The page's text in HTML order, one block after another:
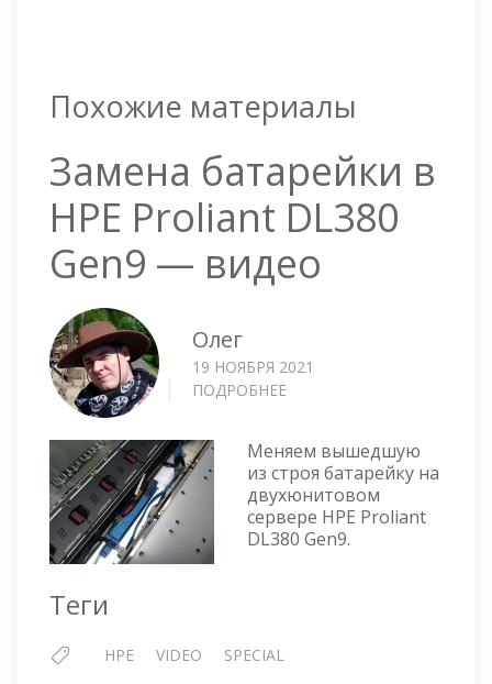
Похожие материалы
Замена батарейки в
HPE Proliant DL380
Gen9 — видео
Олег
19 НОЯБРЯ 2021
ПОДРОБНЕЕ
В
HPE
PROLIANT
DL380
GEN9
Меняем вышедшую
из строя батарейку на
двухюнитовом
сервере HPE Proliant
DL380 Gen9.
Теги
HPE VIDEO SPECIAL